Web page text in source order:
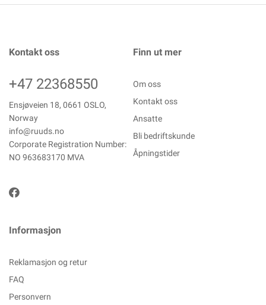
Kontakt oss
+47 22368550
Ensjøveien 18, 0661 OSLO,
Norway
info@ruuds.no
Corporate Registration Number:
NO 963683170 MVA
Finn ut mer
Om oss
Kontakt oss
Ansatte
Bli bedriftskunde
Åpningstider
Informasjon
Reklamasjon og retur
FAQ
Personvern